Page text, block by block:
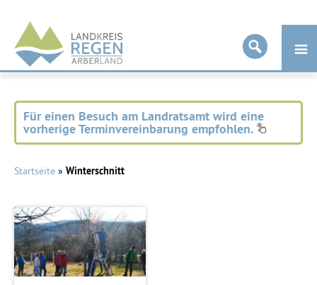
Landkreis
Regen
Für einen Besuch am Landratsamt wird eine
vorherige Terminvereinbarung empfohlen.
Startseite » Winterschnitt